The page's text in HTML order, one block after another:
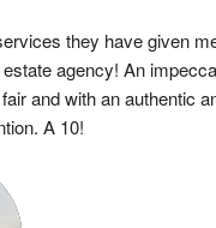
they have given
agency! An
and with an authentic
A 10!